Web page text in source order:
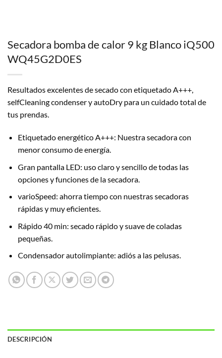
Secadora bomba de calor 9 kg Blanco iQ500
WQ45G2D0ES
Resultados excelentes de secado con etiquetado A+++,
selfCleaning condenser y autoDry para un cuidado total de
tus prendas.
Etiquetado energético A+++: Nuestra secadora con
menor consumo de energía.
Gran pantalla LED: uso claro y sencillo de todas las
opciones y funciones de la secadora.
varioSpeed: ahorra tiempo con nuestras secadoras
rápidas y muy eficientes.
Rápido 40 min: secado rápido y suave de coladas
pequeñas.
Condensador autolimpiante: adiós a las pelusas.
DESCRIPCIÓN